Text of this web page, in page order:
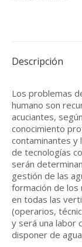
Descripción
Los problemas
humano son
acuciantes,
conocimiento
contaminantes y
de tecnologías
serán
gestión de las
formación de los
en todas las
(operarios,
y será una labor
disponer de